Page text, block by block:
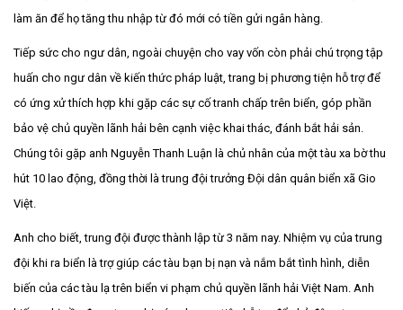
làm ăn để họ tăng thu nhập từ đó mới có tiền gửi ngân hàng.
Tiếp sức cho ngư dân, ngoài chuyện cho vay vốn còn phải chú trọng tập
huấn cho ngư dân về kiến thức pháp luật, trang bị phương tiện hỗ trợ để
có ứng xử thích hợp khi gặp các sự cố tranh chấp trên biển, góp phần
bảo vệ chủ quyền lãnh hải bên cạnh việc khai thác, đánh bắt hải sản.
Chúng tôi gặp anh Nguyễn Thanh Luận là chủ nhân của một tàu xa bờ thu
hút 10 lao động, đồng thời là trung đội trưởng Đội dân quân biển xã Gio
Việt.
Anh cho biết, trung đội được thành lập từ 3 năm nay. Nhiệm vụ của trung
đội khi ra biển là trợ giúp các tàu bạn bị nạn và nắm bắt tình hình, diễn
biến của các tàu lạ trên biển vi phạm chủ quyền lãnh hải Việt Nam. Anh